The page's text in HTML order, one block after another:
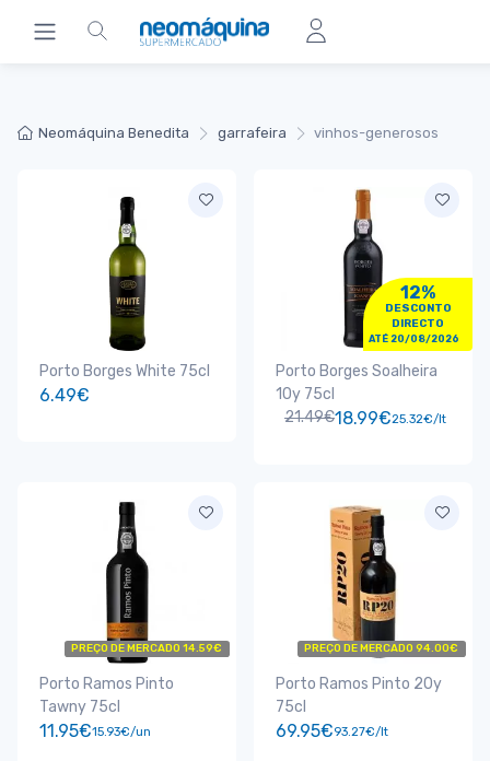
Neomáquina Benedita garrafeira vinhos-generosos
Porto Borges White 75cl
6.49€
12%
DESCONTO
DIRECTO
ATÉ 20/08/2026
Porto Borges Soalheira
10y 75cl
21.49€18.99€25.32€/lt
PREÇO DE MERCADO 14.59€
Porto Ramos Pinto
Tawny 75cl
11.95€15.93€/un
PREÇO DE MERCADO 94.00€
Porto Ramos Pinto 20y
75cl
69.95€93.27€/lt